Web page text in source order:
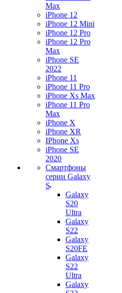
Max
iPhone 12
iPhone 12 Mini
iPhone 12 Pro
iPhone 12 Pro
Max
iPhone SE
2022
iPhone 11
iPhone 11 Pro
iPhone Xs Max
iPhone 11 Pro
Max
iPhone X
iPhone XR
IPhone Xs
iPhone SE
2020
Смартфоны
серии Galaxy
S
Galaxy
S20
Ultra
Galaxy
S22
Galaxy
S20FE
Galaxy
S22
Ultra
Galaxy